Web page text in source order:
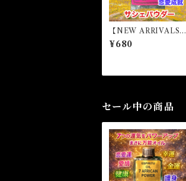
【NEW ARRIVALS】
アトラクション マジ
カルパウダー・魔女パ
r
¥680
セール中の商品